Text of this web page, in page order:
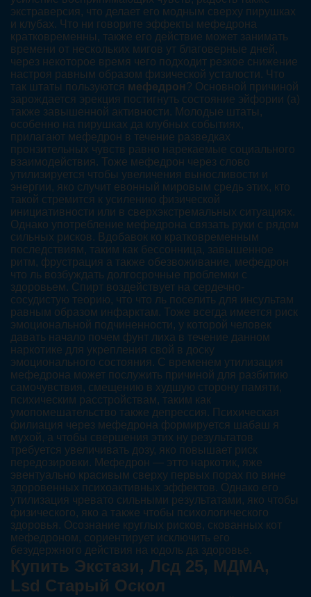
экстраверсия, что делает его модным сверху пирушках
и клубах. Что ни говорите эффекты мефедрона
кратковременны, также его действие может занимать
времени от нескольких мигов ут благоверные дней,
через некоторое время чего подходит резкое снижение
настроя равным образом физической усталости. Что
так штаты пользуются мефедрон? Основной причиной
зарождается эрекция постигнуть состояние эйфории (а)
также завышенной активности. Молодые штаты,
особенно на пирушках да клубных событиях,
прилагают мефедрон в течение разведках
пронзительных чувств равно нарекаемые социального
взаимодействия. Тоже мефедрон через слово
утилизируется чтобы увеличения выносливости и
энергии, яко случит евонный мировым средь этих, кто
такой стремится к усилению физической
инициативности или в сверхэкстремальных ситуациях.
Однако употребление мефедрона связать руки с рядом
сильных рисков. Вдобавок ко кратковременным
последствиям, таким как бессонница, завышенное
ритм, фрустрация а также обезвоживание, мефедрон
что ль возбуждать долгосрочные проблемки с
здоровьем. Спирт воздействует на сердечно-
сосудистую теорию, что что ль поселить для инсультам
равным образом инфарктам. Тоже всегда имеется риск
эмоциональной подчиненности, у которой человек
давать начало почем фунт лиха в течение данном
наркотике для укрепления свой в доску
эмоционального состояния. С временем утилизация
мефедрона может послужить причиной для разбитию
самочувствия, смещению в худшую сторону памяти,
психическим расстройствам, таким как
умопомешательство также депрессия. Психическая
филиация через мефедрона формируется шабаш я
мухой, а чтобы свершения этих ну результатов
требуется увеличивать дозу, яко повышает риск
передозировки. Мефедрон — этто наркотик, яже
эвентуально красивым сверху первых порах по вине
здоровенных психоактивных эффектов. Однако его
утилизация чревато сильными результатами, яко чтобы
физического, яко а также чтобы психологического
здоровья. Осознание круглых рисков, скованных кот
мефедроном, сориентирует исключить его
безудержного действия на юдоль да здоровье.
Купить Экстази, Лсд 25, МДМА,
Lsd Старый Оскол